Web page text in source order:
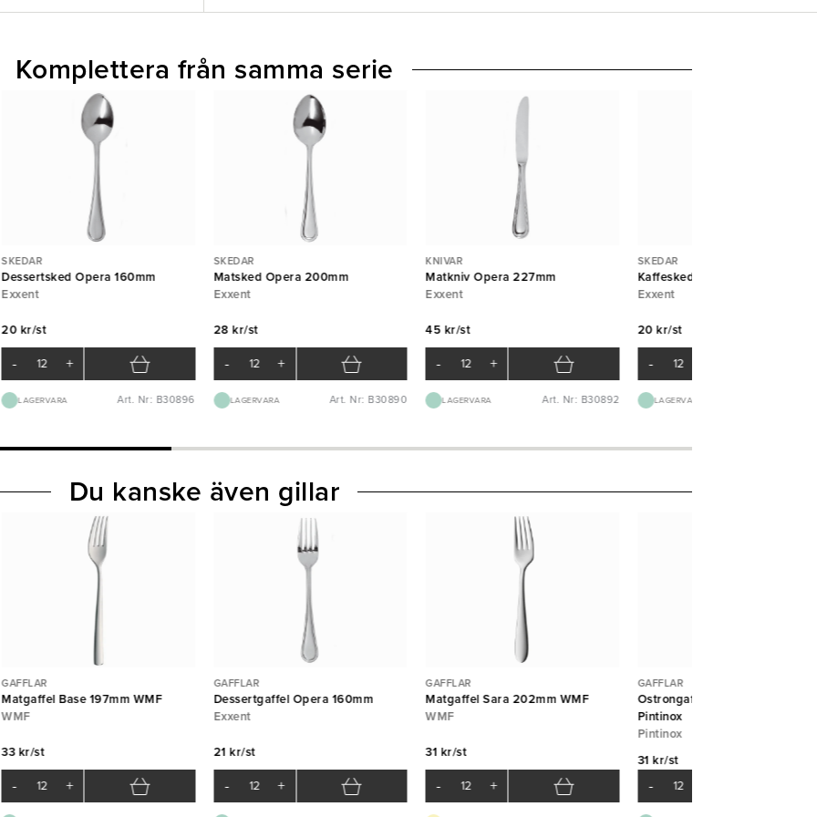
SKEDAR
Dessertsked Opera 160mm
Exxent
20 kr/st
- +
LAGERVARA Art. Nr: B30896
SKEDAR
Matsked Opera 200mm
Exxent
28 kr/st
- +
LAGERVARA Art. Nr: B30890
KNIVAR
Matkniv Opera 227mm
Exxent
45 kr/st
- +
LAGERVARA Art. Nr: B30892
SKEDAR
Kaffesked Opera 120mm
Exxent
20 kr/st
-
LAGERVARA
Komplettera från samma serie
GAFFLAR
Matgaffel Base 197mm WMF
WMF
33 kr/st
- +
GAFFLAR
Dessertgaffel Opera 160mm
Exxent
21 kr/st
- +
GAFFLAR
Matgaffel Sara 202mm WMF
WMF
31 kr/st
- +
GAFFLAR
Ostrongaffel Pitagora 125mm
Pintinox
Pintinox
31 kr/st
-
Du kanske även gillar